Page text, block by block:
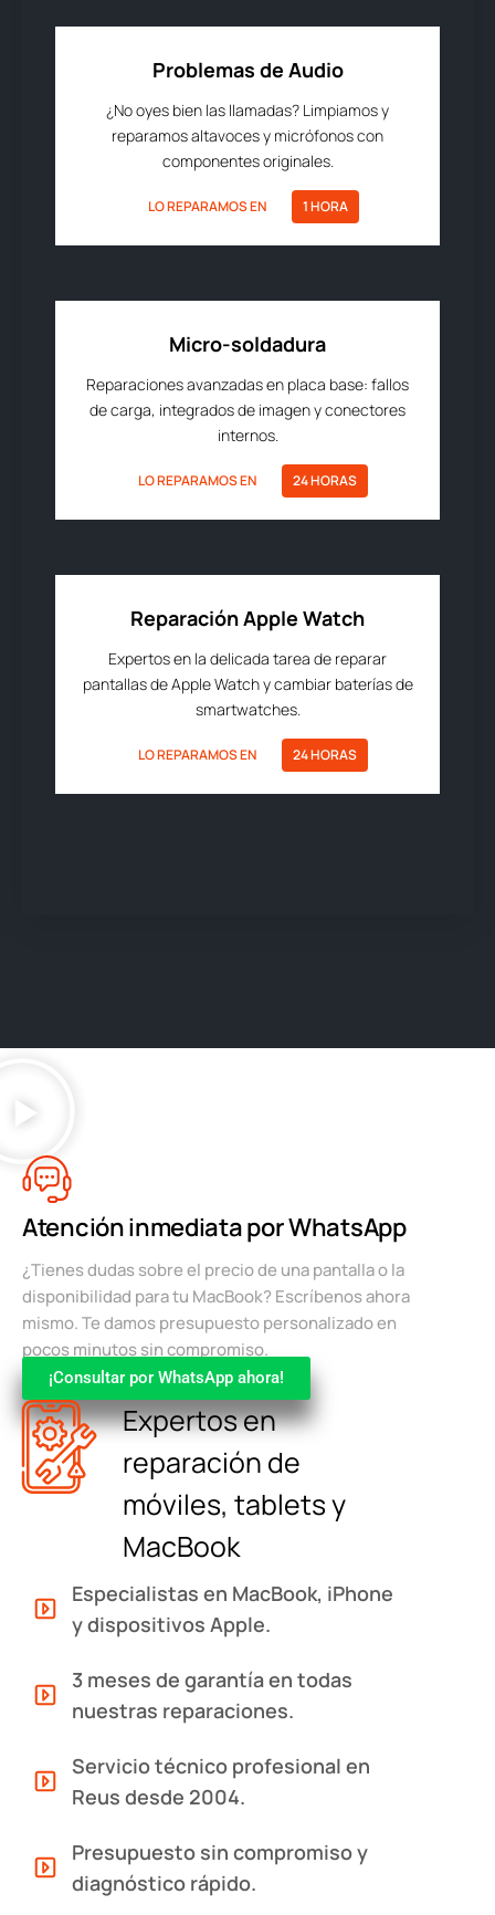
Problemas de Audio
¿No oyes bien las llamadas? Limpiamos y
reparamos altavoces y micrófonos con
componentes originales.
LO REPARAMOS EN 1 HORA
Micro-soldadura
Reparaciones avanzadas en placa base: fallos
de carga, integrados de imagen y conectores
internos.
LO REPARAMOS EN 24 HORAS
Reparación Apple Watch
Expertos en la delicada tarea de reparar
pantallas de Apple Watch y cambiar baterías de
smartwatches.
LO REPARAMOS EN 24 HORAS
Atención inmediata por WhatsApp
¿Tienes dudas sobre el precio de una pantalla o la
disponibilidad para tu MacBook? Escríbenos ahora
mismo. Te damos presupuesto personalizado en
pocos minutos sin compromiso.
¡Consultar por WhatsApp ahora!
Expertos en
reparación de
móviles, tablets y
MacBook
Especialistas en MacBook, iPhone
y dispositivos Apple.
3 meses de garantía en todas
nuestras reparaciones.
Servicio técnico profesional en
Reus desde 2004.
Presupuesto sin compromiso y
diagnóstico rápido.